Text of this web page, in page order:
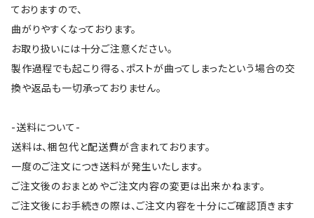
ておりますので、
曲がりやすくなっております。
お取り扱いには十分ご注意ください。
製作過程でも起こり得る、ポストが曲ってしまったという場合の交
換や返品も一切承っておりません。
-送料について-
送料は、梱包代と配送費が含まれております。
一度のご注文につき送料が発生いたします。
ご注文後のおまとめやご注文内容の変更は出来かねます。
ご注文後にお手続きの際は、ご注文内容を十分にご確認頂きます